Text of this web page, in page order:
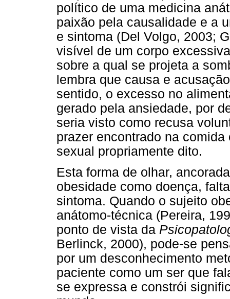
político de uma medicina
paixão pela causalidade e a
e sintoma (Del Volgo, 2003;
visível de um corpo
sobre a qual se projeta a
lembra que causa e
sentido, o excesso no
gerado pela ansiedade, por
seria visto como recusa
prazer encontrado na
sexual propriamente dito.
Esta forma de olhar,
obesidade como doença,
sintoma. Quando o sujeito
anátomo-técnica (Pereira,
ponto de vista da
Berlinck, 2000), pode-se
por um desconhecimento
paciente como um ser que
se expressa e constrói